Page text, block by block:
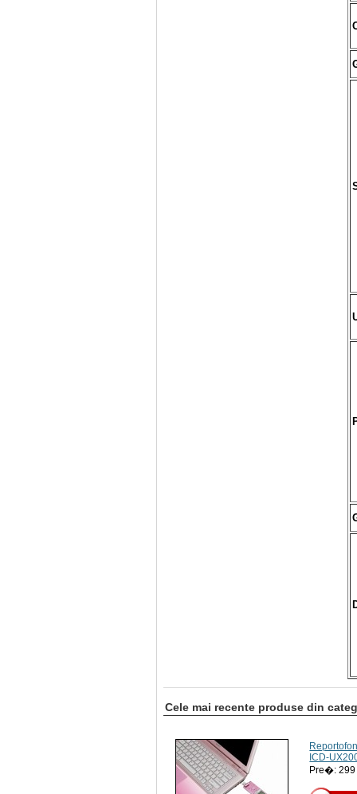
Cele mai recente produse din
ICD-
Pre�: 299